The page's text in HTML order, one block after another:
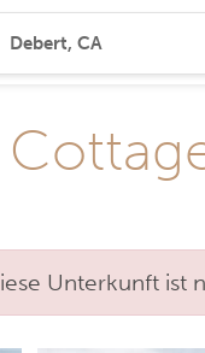
Unterkunft ist